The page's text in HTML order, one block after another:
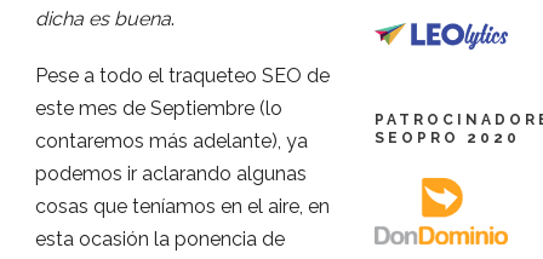
dicha es buena.
Pese a todo el traqueteo SEO de
este mes de Septiembre (lo
contaremos más adelante), ya
podemos ir aclarando algunas
cosas que teníamos en el aire, en
esta ocasión la ponencia de
SEOPRO 2020